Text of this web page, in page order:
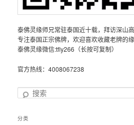
泰佛灵缘师兄常驻泰国近十载，拜访深山
专注泰国正宗佛牌，欢迎喜欢收藏老牌的
泰佛灵缘微信:tfly266（长按可复制）
官方热线：4008067238
搜
分类